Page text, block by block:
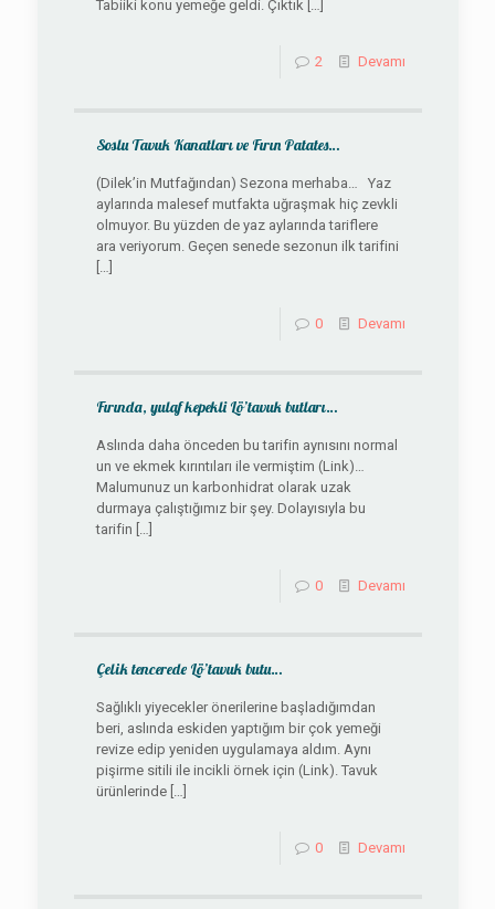
Tabiiki konu yemeğe geldi. Çıktık[…]
2 Devamı
Soslu Tavuk Kanatları ve Fırın Patates…
(Dilek’in Mutfağından) Sezona merhaba… Yaz
aylarında malesef mutfakta uğraşmak hiç zevkli
olmuyor. Bu yüzden de yaz aylarında tariflere
ara veriyorum. Geçen senede sezonun ilk tarifini
[…]
0 Devamı
Fırında, yulaf kepekli Lö’tavuk butları…
Aslında daha önceden bu tarifin aynısını normal
un ve ekmek kırıntıları ile vermiştim (Link)…
Malumunuz un karbonhidrat olarak uzak
durmaya çalıştığımız bir şey. Dolayısıyla bu
tarifin […]
0 Devamı
Çelik tencerede Lö’tavuk butu…
Sağlıklı yiyecekler önerilerine başladığımdan
beri, aslında eskiden yaptığım bir çok yemeği
revize edip yeniden uygulamaya aldım. Aynı
pişirme sitili ile incikli örnek için (Link). Tavuk
ürünlerinde[…]
0 Devamı